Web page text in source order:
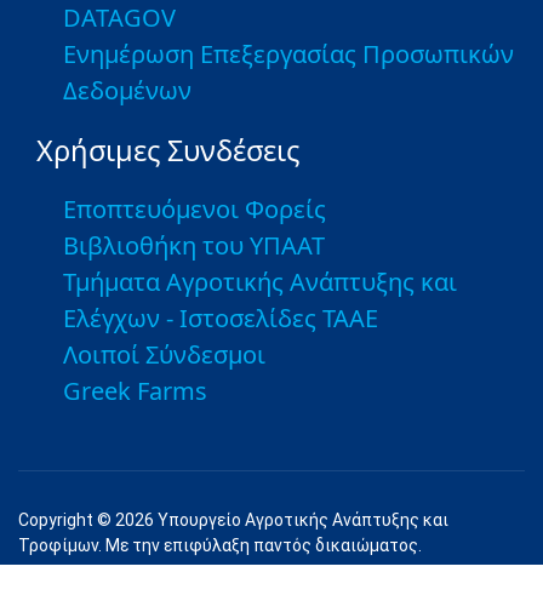
DATAGOV
Ενημέρωση Επεξεργασίας Προσωπικών
Δεδομένων
Χρήσιμες Συνδέσεις
Εποπτευόμενοι Φορείς
Βιβλιοθήκη του ΥΠΑΑΤ
Τμήματα Αγροτικής Ανάπτυξης και
Ελέγχων - Ιστοσελίδες ΤΑΑΕ
Λοιποί Σύνδεσμοι
Greek Farms
Copyright © 2026 Υπουργείο Αγροτικής Ανάπτυξης και
Τροφίμων. Με την επιφύλαξη παντός δικαιώματος.